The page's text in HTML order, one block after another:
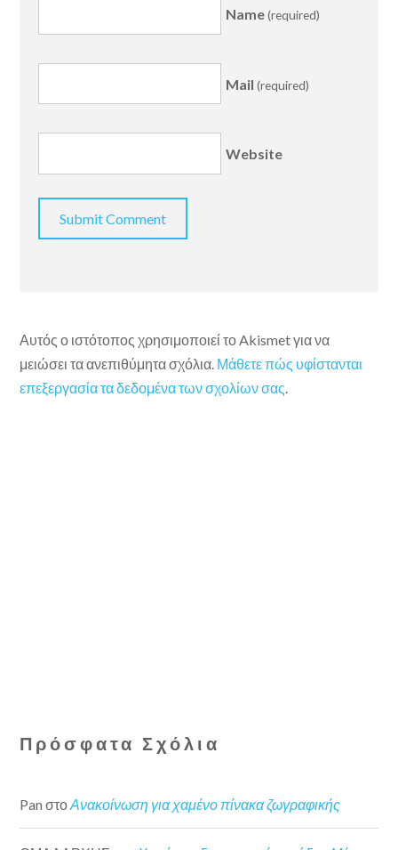
Name(required)
Mail (required)
Website
Αυτός ο ιστότοπος χρησιμοποιεί το Akismet για να
μειώσει τα ανεπιθύμητα σχόλια. Μάθετε πώς υφίστανται
επεξεργασία τα δεδομένα των σχολίων σας
Πρόσφατα Σχόλια
Pan στοΑνακοίνωση για χαμένο πίνακα ζωγραφικής